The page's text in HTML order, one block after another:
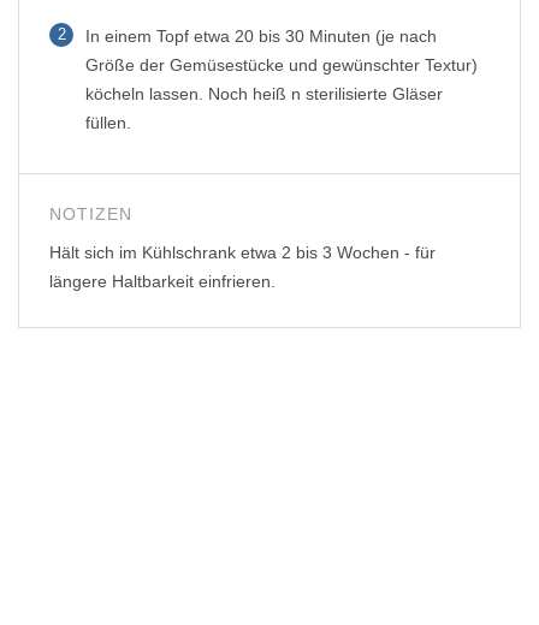
2
In einem Topf etwa 20 bis 30 Minuten (je nach
Größe der Gemüsestücke und gewünschter Textur)
köcheln lassen. Noch heiß n sterilisierte Gläser
füllen.
NOTIZEN
Hält sich im Kühlschrank etwa 2 bis 3 Wochen - für
längere Haltbarkeit einfrieren.